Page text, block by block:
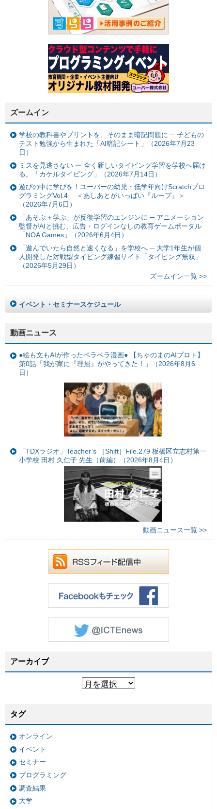
ズームイン
学校の教科書やプリントを、そのまま暗記問題に ─ 子どもの
テスト勉強から生まれた「AI暗記シート」（2026年7月23
日）
ミスを見逃さない ー 全く新しいタイピング学習を学校へ届け
る。「カケルタイピング」（2026年7月14日）
遊びの中に学びを！ユーバーの幼児・低学年向けScratchプロ
グラミングVol.4 ＜あしあとがいっぱい『ループ』＞
（2026年7月6日）
「あそぶ＋学ぶ」が反復学習のエンジンに ─ アニメーション
監督がAIと挑む、広告・ログインなしの教育ゲームポータル
「NOA Games」（2026年6月4日）
「遊んでいたら自然と速くなる」を学校へ ─ 大学1年生が個
人開発した対戦型タイピング練習サイト「タイピング無双」
（2026年5月29日）
ズームイン一覧 >>
イベント・セミナースケジュール
動画ニュース
●絵も文もAIが作ったペラペラ漫画● 【ちゃのまのAIプロト】
第0話「我が家に『理屈』がやってきた！」（2026年8月6
日）
「TDXラジオ」Teacher’s ［Shift］File.279 板橋区立志村第一
小学校 田村 久仁子 先生（前編）（2026年8月4日）
動画ニュース一覧 >>
アーカイブ
タグ
オンライン
イベント
セミナー
プログラミング
調査結果
大学